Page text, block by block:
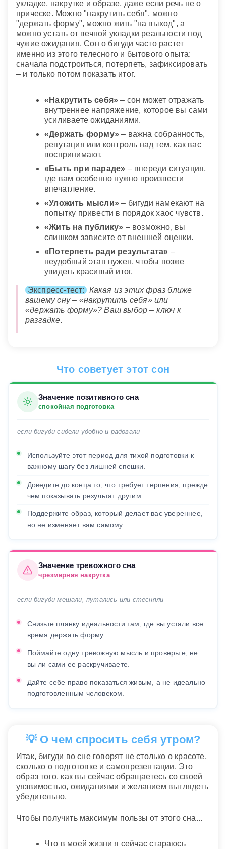
укладке, накрутке и образе, даже если речь не о
прическе. Можно "накрутить себя", можно
"держать форму", можно жить "на выход", а
можно устать от вечной укладки реальности под
чужие ожидания. Сон о бигуди часто растет
именно из этого телесного и бытового опыта:
сначала подстроиться, потерпеть, зафиксировать
– и только потом показать итог.
«Накрутить себя» – сон может отражать
внутреннее напряжение, которое вы сами
усиливаете ожиданиями.
«Держать форму» – важна собранность,
репутация или контроль над тем, как вас
воспринимают.
«Быть при параде» – впереди ситуация,
где вам особенно нужно произвести
впечатление.
«Уложить мысли» – бигуди намекают на
попытку привести в порядок хаос чувств.
«Жить на публику» – возможно, вы
слишком зависите от внешней оценки.
«Потерпеть ради результата» –
неудобный этап нужен, чтобы позже
увидеть красивый итог.
Экспресс-тест:
Какая из этих фраз ближе
вашему сну – «накрутить себя» или
«держать форму»? Ваш выбор – ключ к
разгадке.
Что советует этот сон
Значение позитивного сна
спокойная подготовка
если бигуди сидели удобно и радовали
Используйте этот период для тихой подготовки к
важному шагу без лишней спешки.
Доведите до конца то, что требует терпения, прежде
чем показывать результат другим.
Поддержите образ, который делает вас увереннее,
но не изменяет вам самому.
Значение тревожного сна
чрезмерная накрутка
если бигуди мешали, путались или стесняли
Снизьте планку идеальности там, где вы устали все
время держать форму.
Поймайте одну тревожную мысль и проверьте, не
вы ли сами ее раскручиваете.
Дайте себе право показаться живым, а не идеально
подготовленным человеком.
💡 О чем спросить себя утром?
Итак, бигуди во сне говорят не столько о красоте,
сколько о подготовке и самопрезентации. Это
образ того, как вы сейчас обращаетесь со своей
уязвимостью, ожиданиями и желанием выглядеть
убедительно.
Чтобы получить максимум пользы от этого сна...
Что в моей жизни я сейчас стараюсь